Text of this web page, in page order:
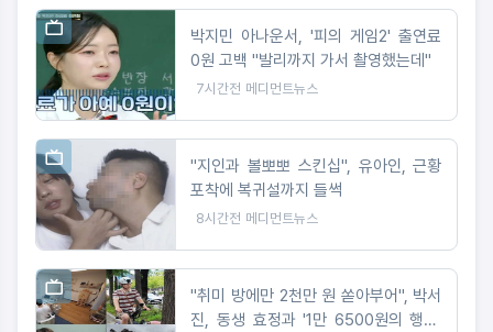
박지민 아나운서, '피의 게임2' 출연료
0원 고백 "발리까지 가서 촬영했는데"
7시간전 메디먼트뉴스
"지인과 볼뽀뽀 스킨십", 유아인, 근황
포착에 복귀설까지 들썩
8시간전 메디먼트뉴스
"취미 방에만 2천만 원 쏟아부어", 박서
진, 동생 효정과 '1만 6500원의 행복'